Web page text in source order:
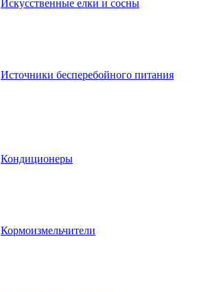
Искусственные елки и сосны
Источники бесперебойного питания
Кондиционеры
Кормоизмельчители